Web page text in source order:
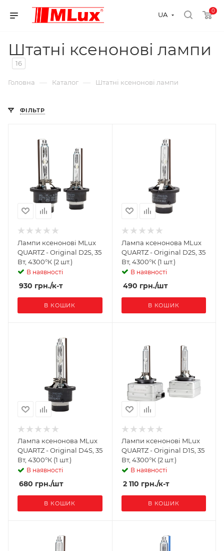
0
UA
Штатні ксенонові лампи
16
Головна — Каталог — Штатні ксенонові лампи
ФІЛЬТР
Лампи ксенонові MLux
QUARTZ - Original D2S, 35
Вт, 4300°К (2 шт.)
В наявності
930 грн./к-т
В КОШИК
Лампа ксенонова MLux
QUARTZ - Original D2S, 35
Вт, 4300°К (1 шт.)
В наявності
490 грн./шт
В КОШИК
Лампа ксенонова MLux
QUARTZ - Original D4S, 35
Вт, 4300°К (1 шт.)
В наявності
680 грн./шт
В КОШИК
Лампи ксенонові MLux
QUARTZ - Original D1S, 35
Вт, 4300°К (2 шт.)
В наявності
2 110 грн./к-т
В КОШИК